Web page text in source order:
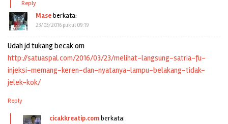
Reply
Maseberkata:
23/03/2016 pukul 09:19
Udah jd tukang becak om
http://satuaspal.com/2016/03/23/melihat-langsung-satria-fu-
injeksi-memang-keren-dan-nyatanya-lampu-belakang-tidak-
jelek-kok/
Reply
cicakkreatip.comberkata: